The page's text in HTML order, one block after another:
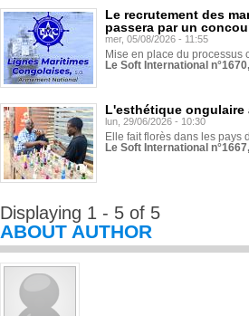
Le recrutement des
passera par un
mer, 05/08/2026 - 11:55
Mise en place du processus
Le Soft International
L'esthétique
lun, 29/06/2026 - 10:30
Elle fait florès dans les pays
Le Soft International
Displaying 1 - 5 of 5
ABOUT AUTHOR